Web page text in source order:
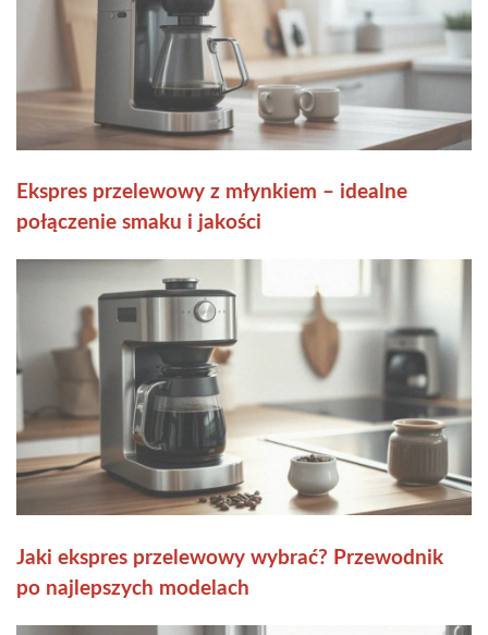
Ekspres przelewowy z młynkiem – idealne
połączenie smaku i jakości
Jaki ekspres przelewowy wybrać? Przewodnik
po najlepszych modelach